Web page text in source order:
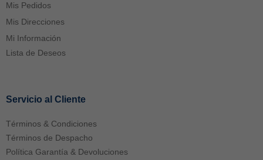
Mis Pedidos
Mis Direcciones
Mi Información
Lista de Deseos
Servicio al Cliente
Términos & Condiciones
Términos de Despacho
Política Garantía & Devoluciones